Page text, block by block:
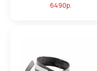
6490р.